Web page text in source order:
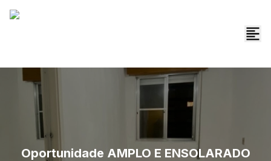
Oportunidade AMPLO E ENSOLARADO